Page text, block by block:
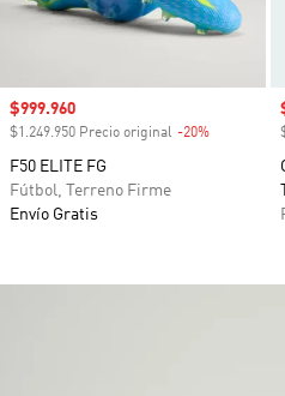
Precio de venta
$999.960
$1.249.950 Precio original -20%
F50 ELITE FG
Fútbol, Terreno Firme
Envío Gratis